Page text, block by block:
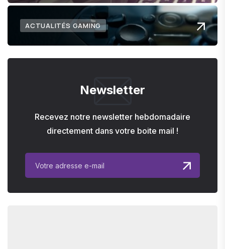
ACTUALITÉS GAMING
Newsletter
Recevez notre newsletter hebdomadaire
directement dans votre boite mail !